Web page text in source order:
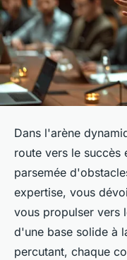
Dans l'arène
route vers le succès
parsemée
expertise, vous
vous propulser vers
d'une base solide à
percutant, chaque